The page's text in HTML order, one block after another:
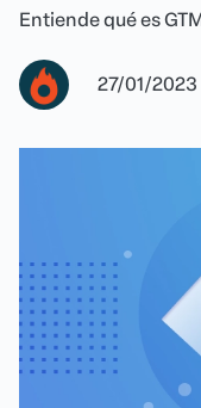
Entiende qué es
27/01/2023